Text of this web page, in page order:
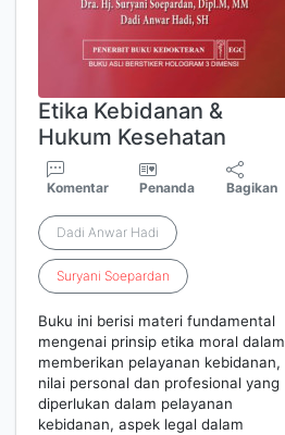
Etika Kebidanan &
Hukum Kesehatan
Komentar Penanda Bagikan
Dadi Anwar Hadi
Suryani Soepardan
Buku ini berisi materi fundamental
mengenai prinsip etika moral dalam
memberikan pelayanan kebidanan,
nilai personal dan profesional yang
diperlukan dalam pelayanan
kebidanan, aspek legal dalam